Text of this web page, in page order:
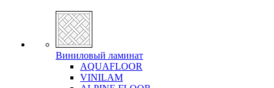
Виниловый ламинат
AQUAFLOOR
VINILAM